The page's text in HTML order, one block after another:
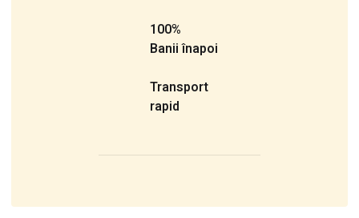
100%
Banii înapoi
Transport
rapid